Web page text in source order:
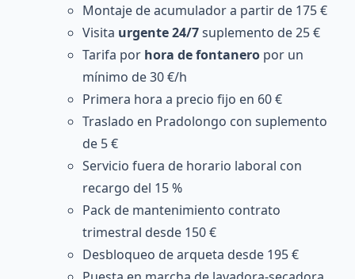
Montaje de acumulador a partir de 175 €
Visita urgente 24/7suplemento de 25 €
Tarifa por hora de fontanero por un
mínimo de 30 €/h
Primera hora a precio fijo en 60 €
Traslado en Pradolongo con suplemento
de 5 €
Servicio fuera de horario laboral con
recargo del 15 %
Pack de mantenimiento contrato
trimestral desde 150 €
Desbloqueo de arqueta desde 195 €